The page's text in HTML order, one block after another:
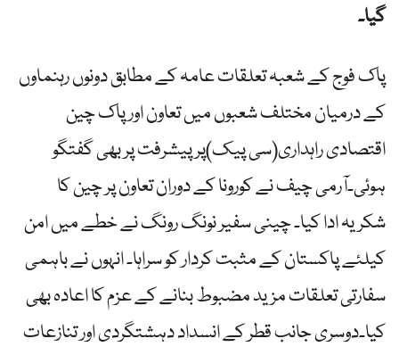
گیا۔
پاک فوج کے شعبہ تعلقات عامہ کے مطابق دونوں رہنماوں
کے درمیان مختلف شعبوں میں تعاون اور پاک چین
اقتصادی راہداری(سی پیک)پر پیشرفت پر بھی گفتگو
ہوئی۔آرمی چیف نے کورونا کے دوران تعاون پر چین کا
شکریہ ادا کیا۔ چینی سفیر نونگ رونگ نے خطے میں امن
کیلئے پاکستان کے مثبت کردار کو سراہا۔ انہوں نے باہمی
سفارتی تعلقات مزید مضبوط بنانے کے عزم کا اعادہ بھی
کیا۔دوسری جانب قطر کے انسداد دہشتگردی اور تنازعات